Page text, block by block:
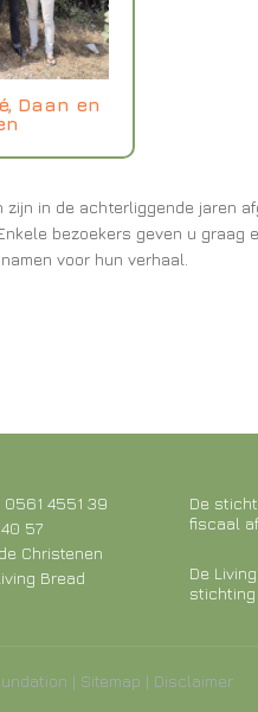
Daan en
in de achterliggende jaren
bezoekers geven u graag
voor hun verhaal.
0561 4551 39
57
Christenen
Bread
De
fiscaal
De
stichting
| Sitemap | Disclaimer